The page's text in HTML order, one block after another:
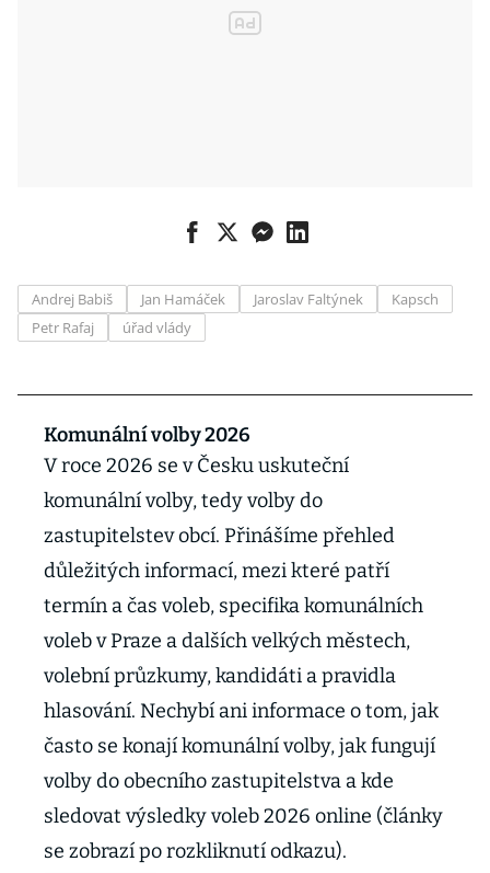
Andrej Babiš Jan Hamáček Jaroslav Faltýnek
Kapsch
Petr Rafaj
úřad vlády
Komunální volby 2026
V roce 2026 se v Česku uskuteční
komunální volby, tedy volby do
zastupitelstev obcí. Přinášíme přehled
důležitých informací, mezi které patří
termín a čas voleb, specifika komunálních
voleb v Praze a dalších velkých městech,
volební průzkumy, kandidáti a pravidla
hlasování. Nechybí ani informace o tom, jak
často se konají komunální volby, jak fungují
volby do obecního zastupitelstva a kde
sledovat výsledky voleb 2026 online (články
se zobrazí po rozkliknutí odkazu).